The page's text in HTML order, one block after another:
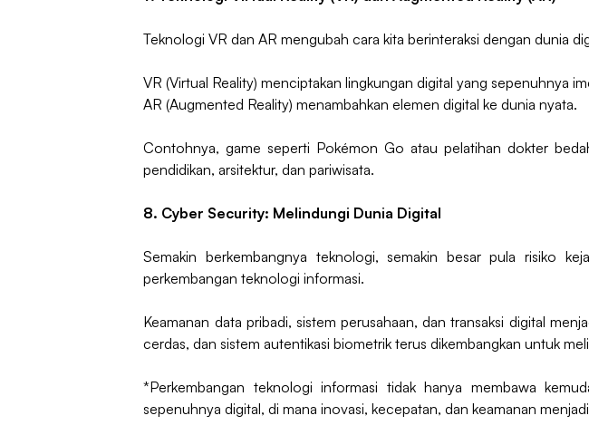
Teknologi VR dan AR mengubah cara kita berinteraksi dengan dunia
VR (Virtual Reality) menciptakan lingkungan digital yang sepenuhnya
AR (Augmented Reality) menambahkan elemen digital ke dunia nyata.
Contohnya, game seperti Pokémon Go atau pelatihan dokter
pendidikan, arsitektur, dan pariwisata.
8. Cyber Security: Melindungi Dunia Digital
Semakin berkembangnya teknologi, semakin besar pula risiko
perkembangan teknologi informasi.
Keamanan data pribadi, sistem perusahaan, dan transaksi digital
cerdas, dan sistem autentikasi biometrik terus dikembangkan untuk
*Perkembangan teknologi informasi tidak hanya membawa
sepenuhnya digital, di mana inovasi, kecepatan, dan keamanan